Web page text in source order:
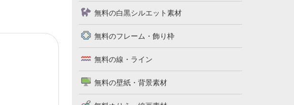
無料の白黒シルエット素材
無料のフレーム・飾り枠
無料の線・ライン
無料の壁紙・背景素材